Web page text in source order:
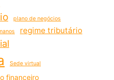
plano de negócios
regime tributário
Sede virtual
financeiro